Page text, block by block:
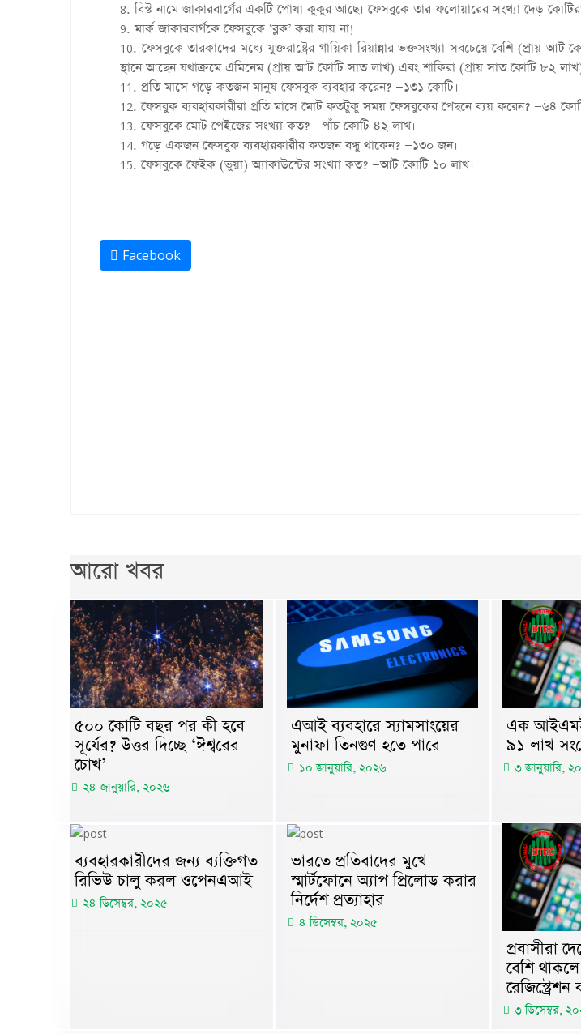
বিস্ট নামে জাকারবার্গের একটি পোষা কুকুর আছে। ফেসবুকে তার ফলোয়ারের সংখ্যা দেড়
মার্ক জাকারবার্গকে ফেসবুকে ‘ব্লক’ করা যায় না!
ফেসবুকে তারকাদের মধ্যে যুক্তরাষ্ট্রের গায়িকা রিয়ান্নার ভক্তসংখ্যা সবচেয়ে বেশি (প্রায় আট
স্থানে আছেন যথাক্রমে এমিনেম (প্রায় আট কোটি সাত লাখ) এবং শাকিরা (প্রায় সাত কোটি ৮২
প্রতি মাসে গড়ে কতজন মানুষ ফেসবুক ব্যবহার করেন? —১৩১ কোটি।
ফেসবুক ব্যবহারকারীরা প্রতি মাসে মোট কতটুকু সময় ফেসবুকের পেছনে ব্যয় করেন? —৬৪
ফেসবুকে মোট পেইজের সংখ্যা কত? —পাঁচ কোটি ৪২ লাখ।
গড়ে একজন ফেসবুক ব্যবহারকারীর কতজন বন্ধু থাকেন? —১৩০ জন।
ফেসবুকে ফেইক (ভুয়া) অ্যাকাউন্টের সংখ্যা কত? —আট কোটি ১০ লাখ।
Facebook
আরো খবর
৫০০ কোটি বছর পর কী হবে
সূর্যের? উত্তর দিচ্ছে ‘ঈশ্বরের
চোখ’
২৪ জানুয়ারি, ২০২৬
এআই ব্যবহারে স্যামসাংয়ের
মুনাফা তিনগুণ হতে পারে
১০ জানুয়ারি, ২০২৬
এক
৯১ লাখ
৩ জানুয়ারি,
ব্যবহারকারীদের জন্য ব্যক্তিগত
রিভিউ চালু করল ওপেনএআই
২৪ ডিসেম্বর, ২০২৫
ভারতে প্রতিবাদের মুখে
স্মার্টফোনে অ্যাপ প্রিলোড করার
নির্দেশ প্রত্যাহার
৪ ডিসেম্বর, ২০২৫
প্রবাসীরা
বেশি
৩ ডিসেম্বর,